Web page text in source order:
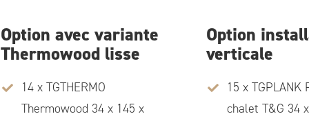
Option avec variante
Thermowood lisse
14 x TGTHERMO
Thermowood 34 x 145 x
Option
verticale
15 x TGPLANK
chalet T&G 34